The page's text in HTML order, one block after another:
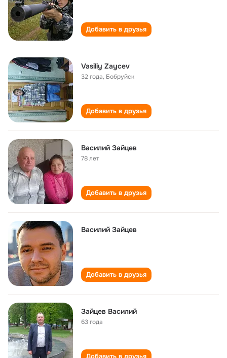
Добавить в друзья
Vasiliy Zaycev
32 года, Бобруйск
Добавить в друзья
Василий Зайцев
78 лет
Добавить в друзья
Василий Зайцев
Добавить в друзья
Зайцев Василий
63 года
Добавить в друзья